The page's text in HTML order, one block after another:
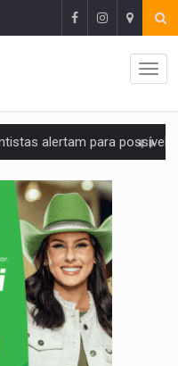
Incêndio destrói carro que era rebocado para oficina
furtando moto na frente do bar
Iniciativa Amazônia+10 lança chamada para fortalecer
reservas de urânio, mas produz pouco e
homem ameaça matar sobrinha grávida e
Homem é espancado por facção criminosa
no shopping após colombiana furtar